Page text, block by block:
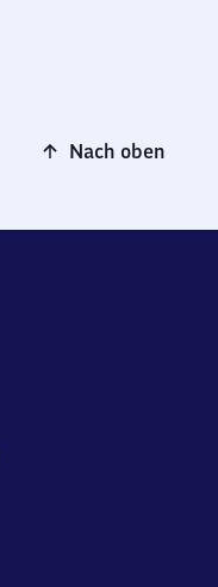
Nach oben